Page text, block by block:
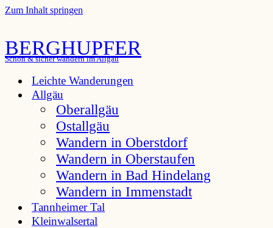
Zum Inhalt springen
BERGHUPFER
Schön & sicher wandern im Allgäu
Leichte Wanderungen
Allgäu
Oberallgäu
Ostallgäu
Wandern in Oberstdorf
Wandern in Oberstaufen
Wandern in Bad Hindelang
Wandern in Immenstadt
Tannheimer Tal
Kleinwalsertal